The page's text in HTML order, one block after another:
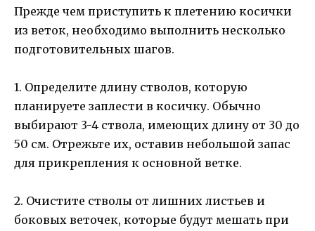
Прежде чем приступить к плетению косички
из веток, необходимо выполнить несколько
подготовительных шагов.
1. Определите длину стволов, которую
планируете заплести в косичку. Обычно
выбирают 3-4 ствола, имеющих длину от 30 до
50 см. Отрежьте их, оставив небольшой запас
для прикрепления к основной ветке.
2. Очистите стволы от лишних листьев и
боковых веточек, которые будут мешать при